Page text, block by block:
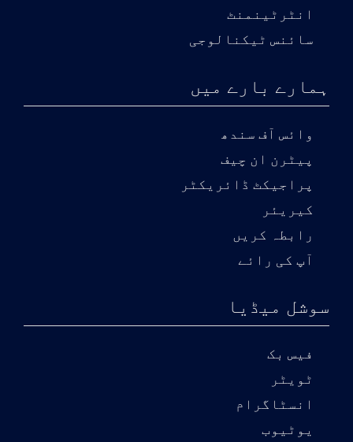
انٹرٹینمنٹ
سائنس ٹیکنالوجی
ہمارے بارے میں
وائس آف سندھ
پیٹرن ان چیف
پراجیکٹ ڈائریکٹر
کیریئر
رابطہ کریں
آپ کی رائے
سوشل میڈیا
فیس بک
ٹویٹر
انسٹاگرام
یوٹیوب